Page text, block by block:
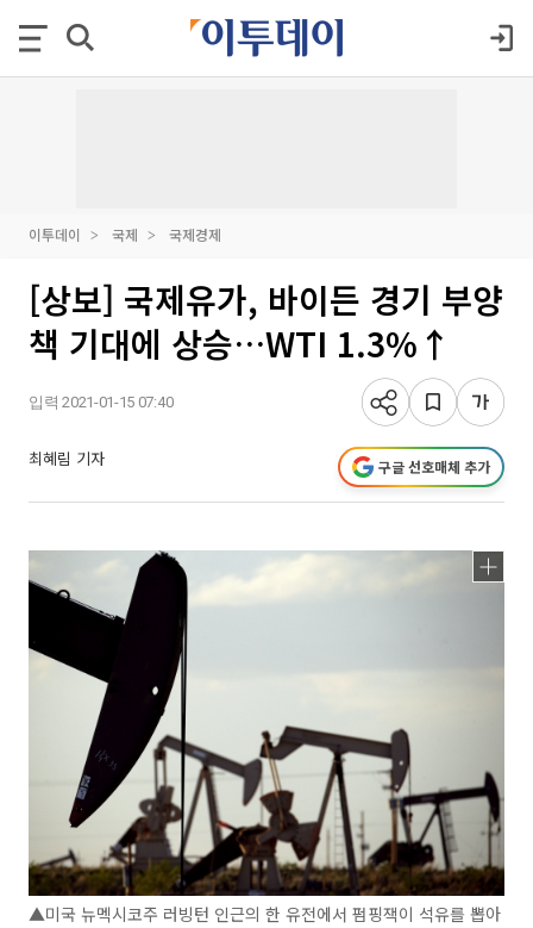
이투데이 국제 국제경제
[상보] 국제유가, 바이든 경기 부양
책 기대에 상승…WTI 1.3%↑
입력 2021-01-15 07:40
최혜림 기자 구글 선호매체 추가
▲미국 뉴멕시코주 러빙턴 인근의 한 유전에서 펌핑잭이 석유를 뽑아